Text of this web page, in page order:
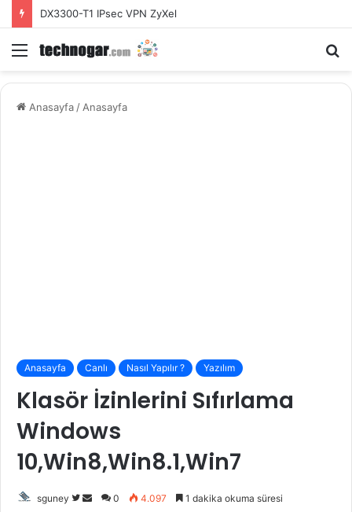
DX3300-T1 IPsec VPN ZyXel
Menü
Anasayfa / Anasayfa
Anasayfa Canlı Nasıl Yapılır ? Yazılım
Klasör İzinlerini Sıfırlama
Windows
10,Win8,Win8.1,Win7
sguney
Twitter'da
Bir
0 4.097 1 dakika okuma süresi